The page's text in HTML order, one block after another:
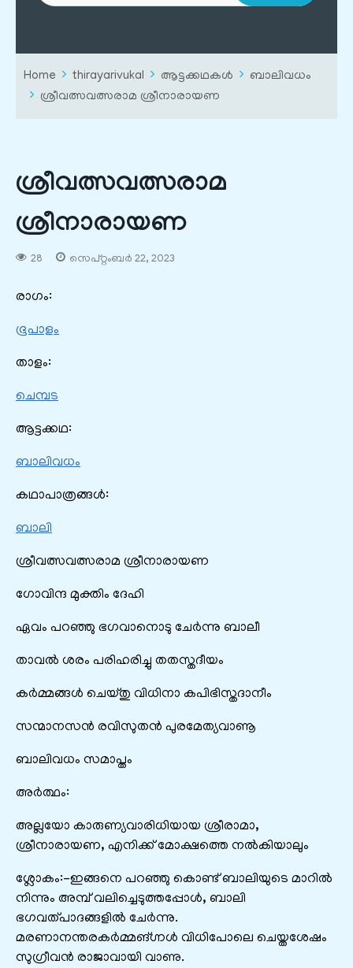
Home thirayarivukal ആട്ടക്കഥകൾ
ബാലിവധം
ശ്രീവത്സവത്സരാമ ശ്രീനാരായണ
ശ്രീവത്സവത്സരാമ
ശ്രീനാരായണ
28 സെപ്റ്റംബർ 22, 2023
രാഗം:
ഭൂപാളം
താളം:
ചെമ്പട
ആട്ടക്കഥ:
ബാലിവധം
കഥാപാത്രങ്ങൾ:
ബാലി
ശ്രീവത്സവത്സരാമ ശ്രീനാരായണ
ഗോവിന്ദ മുക്തിം ദേഹി
ഏവം പറഞ്ഞു ഭഗവാനൊടു ചേർന്നു ബാലീ
താവൽ ശരം പരിഹരിച്ചു തതസ്തദീയം
കർമ്മങ്ങൾ ചെയ്തു വിധിനാ കപിഭിസ്തദാനീം
സന്മാനസൻ രവിസുതൻ പുരമേത്യവാണൂ
ബാലിവധം സമാപ്തം
അർത്ഥം:
അല്ലയോ കാരുണ്യവാരിധിയായ ശ്രീരാമാ,
ശ്രീനാരായണ, എനിക്ക് മോക്ഷത്തെ നൽകിയാലും
ശ്ലോകം:-ഇങ്ങനെ പറഞ്ഞു കൊണ്ട് ബാലിയുടെ മാറിൽ
നിന്നും അമ്പ് വലിച്ചെടുത്തപ്പോൾ, ബാലി
ഭഗവത്പാദങ്ങളിൽ ചേർന്നു.
മരണാനന്തരകർമ്മങ്ഗ്നൾ വിധിപോലെ ചെയ്തശേഷം
സുഗ്രീവൻ രാജാവായി വാണു.